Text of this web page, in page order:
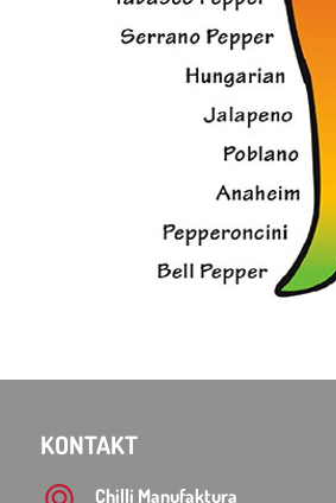
KONTAKT
Chilli Manufaktura